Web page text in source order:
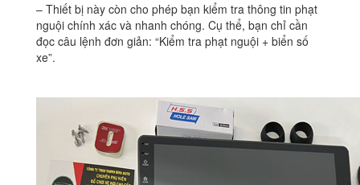
– Thiết bị này còn cho phép bạn kiểm tra thông tin phạt
nguội chính xác và nhanh chóng. Cụ thể, bạn chỉ cần
đọc câu lệnh đơn giản: “Kiểm tra phạt nguội + biển số
xe”.